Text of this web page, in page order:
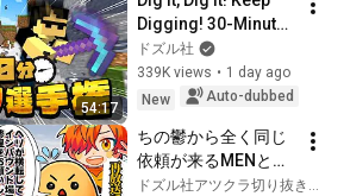
54:17
Digging! 30-Minute
Mining
Championship
[Minecraft]
ドズル社
339K views • 1 day ago
New
Auto-dubbed
ちの鬱から全く同じ
依頼が来るMENとお
母さんと化したぺ院